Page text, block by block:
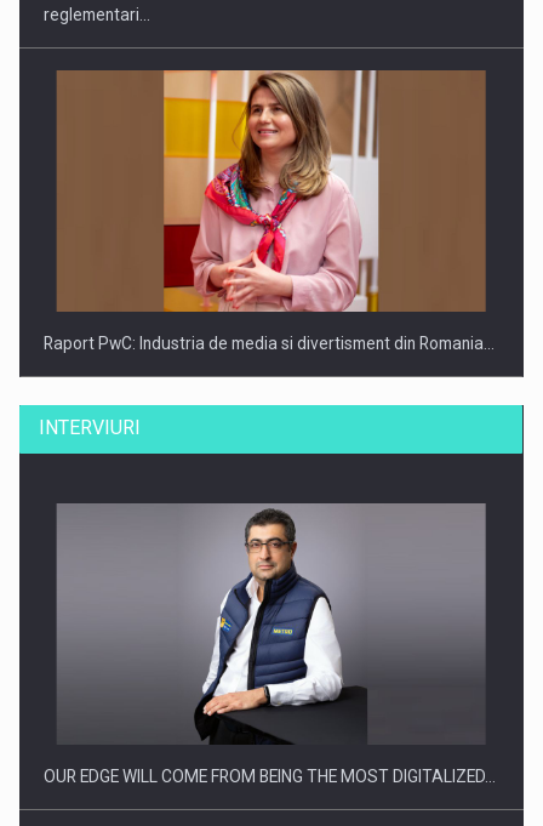
reglementari…
Raport PwC: Industria de media si divertisment din Romania…
Ce nu stiu Directorii de HR despre performanta echipelor…
INTERVIURI
OUR EDGE WILL COME FROM BEING THE MOST DIGITALIZED…